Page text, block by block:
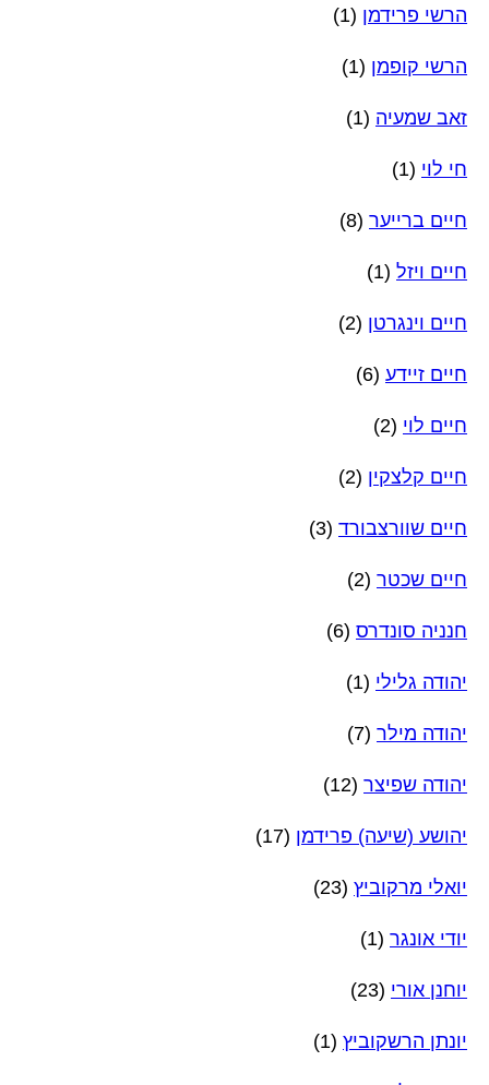
הרשי פרידמן (1)
הרשי קופמן (1)
זאב שמעיה (1)
חי לוי (1)
חיים ברייער (8)
חיים ויזל (1)
חיים וינגרטן (2)
חיים זיידע (6)
חיים לוי (2)
חיים קלצקין (2)
חיים שוורצבורד (3)
חיים שכטר (2)
חנניה סונדרס (6)
יהודה גלילי (1)
יהודה מילר (7)
יהודה שפיצר (12)
יהושע (שיעה) פרידמן (17)
יואלי מרקוביץ (23)
יודי אונגר (1)
יוחנן אורי (23)
יונתן הרשקוביץ (1)